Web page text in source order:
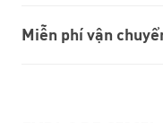
Miễn phí vận